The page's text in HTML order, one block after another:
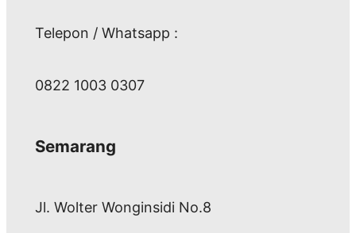
Telepon / Whatsapp :
0822 1003 0307
Semarang
Jl. Wolter Wonginsidi No.8